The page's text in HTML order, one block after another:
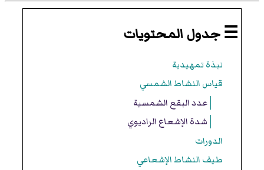
☰ جدول المحتويات
نبذة تمهيدية
قياس النشاط الشمسي
عدد البقع الشمسية
شدة الإشعاع الراديوي
الدورات
طيف النشاط الإشعاعي